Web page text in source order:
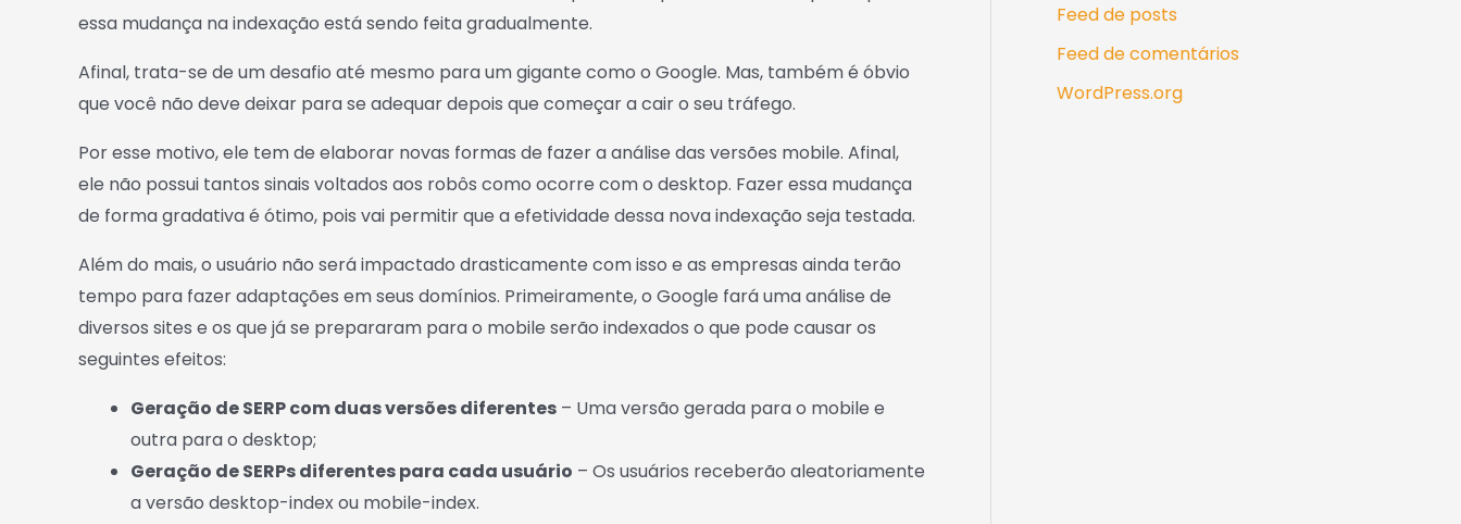
essa mudança na indexação está sendo feita gradualmente.
Afinal, trata-se de um desafio até mesmo para um gigante como o Google. Mas, também é óbvio
que você não deve deixar para se adequar depois que começar a cair o seu tráfego.
Por esse motivo, ele tem de elaborar novas formas de fazer a análise das versões mobile. Afinal,
ele não possui tantos sinais voltados aos robôs como ocorre com o desktop. Fazer essa mudança
de forma gradativa é ótimo, pois vai permitir que a efetividade dessa nova indexação seja testada.
Além do mais, o usuário não será impactado drasticamente com isso e as empresas ainda terão
tempo para fazer adaptações em seus domínios. Primeiramente, o Google fará uma análise de
diversos sites e os que já se prepararam para o mobile serão indexados o que pode causar os
seguintes efeitos:
Geração de SERP com duas versões diferentes – Uma versão gerada para o mobile e
outra para o desktop;
Geração de SERPs diferentes para cada usuário – Os usuários receberão aleatoriamente
a versão desktop-index ou mobile-index.
Feed de posts
Feed de comentários
WordPress.org